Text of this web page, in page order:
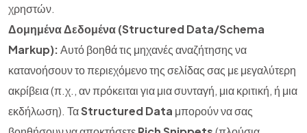
χρηστών.
Δομημένα Δεδομένα (Structured Data/Schema
Markup):Αυτό βοηθά τις μηχανές αναζήτησης να
κατανοήσουν το περιεχόμενο της σελίδας σας με μεγαλύτερη
ακρίβεια (π.χ., αν πρόκειται για μια συνταγή, μια κριτική, ή μια
εκδήλωση). ΤαStructured Data μπορούν να σας